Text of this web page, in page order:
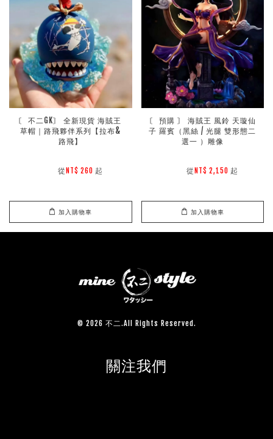
〘 不二GK〙 全新現貨 海賊王
草帽｜路飛夥伴系列【拉布&
路飛】
        從
NT$ 260 起
加入購物車
〘 預購 〙 海賊王 風鈴 天璇仙
子 羅賓（黑絲 / 光腿 雙形態二
選一 ）雕像
        從
NT$ 2,150 起
加入購物車
© 2026 不二.All Rights Reserved.
關注我們